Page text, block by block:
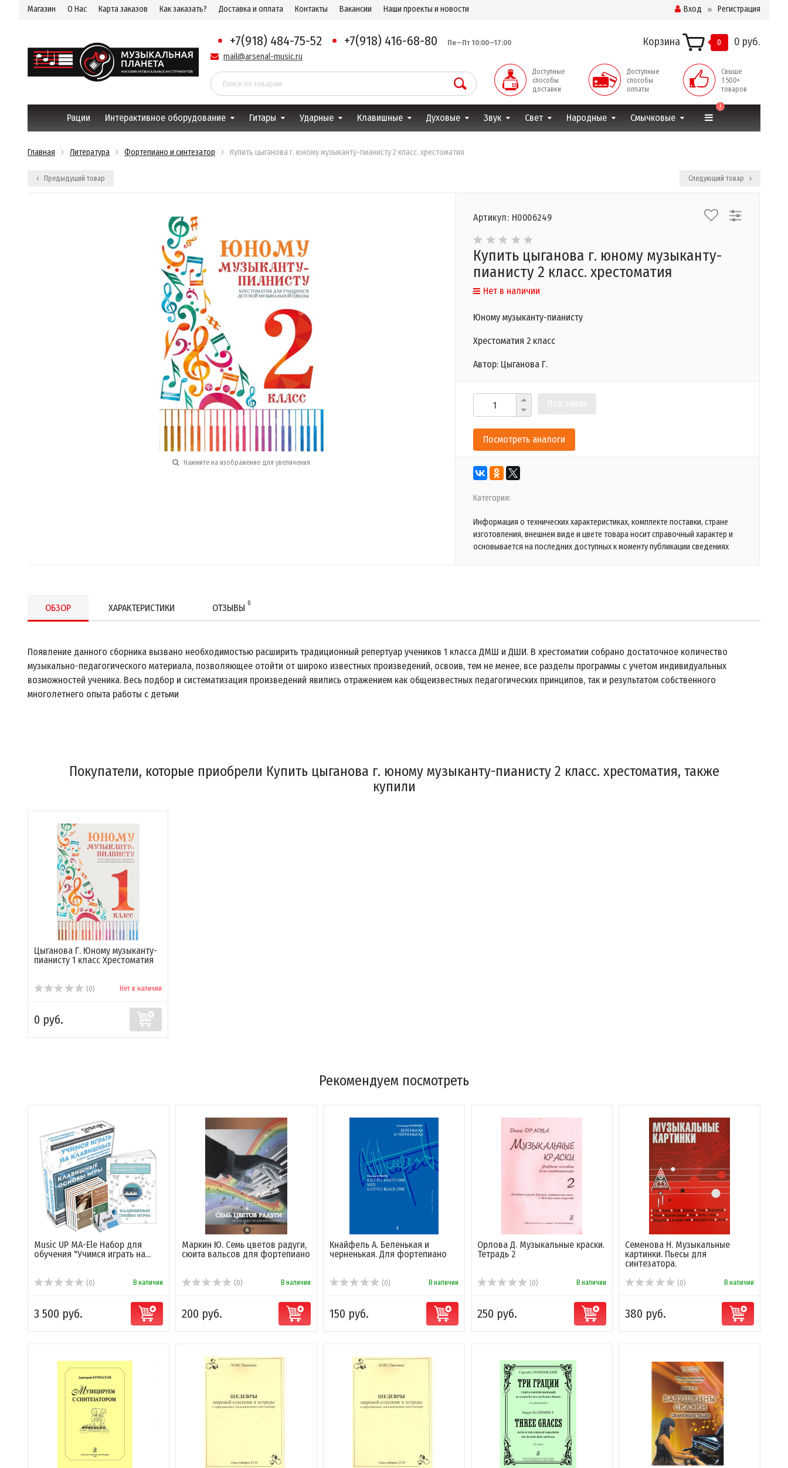
Магазин О Нас Карта заказов Как заказать? Доставка и оплата Контакты Вакансии Наши проекты и новости Вход Регистрация
+7(918) 484-75-52 +7(918) 416-68-80 Пн—Пт 10:00—17:00
mail@arsenal-music.ru
Корзина 0 0 руб.
Доступные
способы
доставки
Доступные
способы
оплаты
Свыше
1 500+
товаров
Рации Интерактивное оборудование Гитары Ударные Клавишные Духовые Звук Свет Народные Смычковые
3
Главная Литература Фортепиано и синтезатор Купить цыганова г. юному музыканту-пианисту 2 класс. хрестоматия
Предыдущий товар Следующий товар
Нажмите на изображение для увеличения
Артикул: Н0006249
Купить цыганова г. юному музыканту-
пианисту 2 класс. хрестоматия
Нет в наличии
Юному музыканту-пианисту
Хрестоматия 2 класс
Автор: Цыганова Г.
Посмотреть аналоги
Категория:
Информация о технических характеристиках, комплекте поставки, стране
изготовления, внешнем виде и цвете товара носит справочный характер и
основывается на последних доступных к моменту публикации сведениях
ОБЗОР ХАРАКТЕРИСТИКИ ОТЗЫВЫ 0
Появление данного сборника вызвано необходимостью расширить традиционный репертуар учеников 1 класса ДМШ и ДШИ. В хрестоматии собрано достаточное количество
музыкально-педагогического материала, позволяющее отойти от широко известных произведений, освоив, тем не менее, все разделы программы с учетом индивидуальных
возможностей ученика. Весь подбор и систематизация произведений явились отражением как общеизвестных педагогических принципов, так и результатом собственного
многолетнего опыта работы с детьми
Покупатели, которые приобрели Купить цыганова г. юному музыканту-пианисту 2 класс. хрестоматия, также
купили
Цыганова Г. Юному музыканту-
пианисту 1 класс Хрестоматия
(0) Нет в наличии
0 руб.
Рекомендуем посмотреть
Music UP MA-Ele Набор для
обучения "Учимся играть на...
(0) В наличии
3 500 руб.
Маркин Ю. Семь цветов радуги,
сюита вальсов для фортепиано
(0) В наличии
200 руб.
Кнайфель А. Беленькая и
черненькая. Для фортепиано
(0) В наличии
150 руб.
Орлова Д. Музыкальные краски.
Тетрадь 2
(0) В наличии
250 руб.
Семенова Н. Музыкальные
картинки. Пьесы для
синтезатора.
(0) В наличии
380 руб.